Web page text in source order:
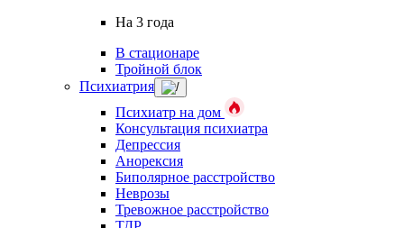
На 3 года
В стационаре
Тройной блок
Психиатрия
Психиатр на дом
Консультация психиатра
Депрессия
Анорексия
Биполярное расстройство
Неврозы
Тревожное расстройство